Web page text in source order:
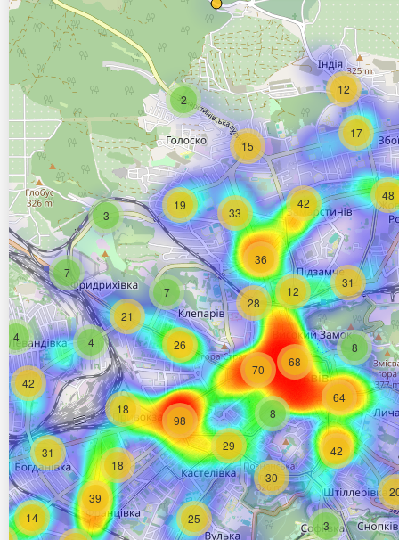
3
2
7
30
7
31
12
18
12
4
14
15
36
64
3
8
18
28
26
17
42
98
68
25
39
19
21
42
70
33
29
42
31
48
8
4